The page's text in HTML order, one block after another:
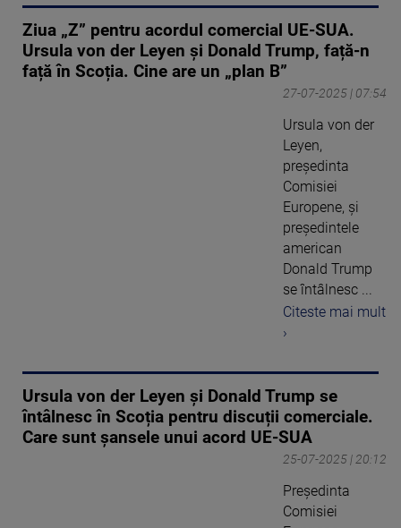
Ziua „Z” pentru acordul comercial UE-SUA.
Ursula von der Leyen și Donald Trump, față-n
față în Scoția. Cine are un „plan B”
27-07-2025 | 07:54
Ursula von der
Leyen,
președinta
Comisiei
Europene, şi
președintele
american
Donald Trump
se întâlnesc ...
Citeste mai mult
›
Ursula von der Leyen și Donald Trump se
întâlnesc în Scoția pentru discuții comerciale.
Care sunt șansele unui acord UE-SUA
25-07-2025 | 20:12
Preşedinta
Comisiei